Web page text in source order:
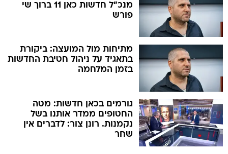
מנכ"ל חדשות כאן 11 ברוך שי
פורש
מתיחות מול המועצה: ביקורת
בתאגיד על ניהול חטיבת החדשות
בזמן המלחמה
גורמים בכאן חדשות: מטה
החטופים ממדר אותנו בשל
נקמנות. רונן צור: לדברים אין
שחר